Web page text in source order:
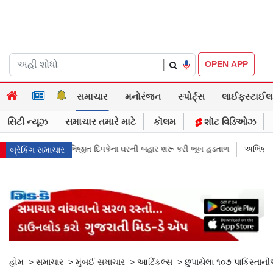
OPEN APP
સમાચાર મનોરંજન સ્પોર્ટ્સ લાઈફસ્ટાઈલ
સિટી ન્યૂઝ સમાચાર તમારે માટે કૉલમ શૉટ વિડિઓઝ
બ્રેકિંગ સમાચાર
શરૂ કરી ભૂખ હડતાળ અભિજીત દિપકેએ CJPની નવી નીતિ જાહેર કરી,
હોમ > સમાચાર > મુંબઈ સમાચાર > આર્ટિકલ્સ > છુપાયેલા ૧૦૭